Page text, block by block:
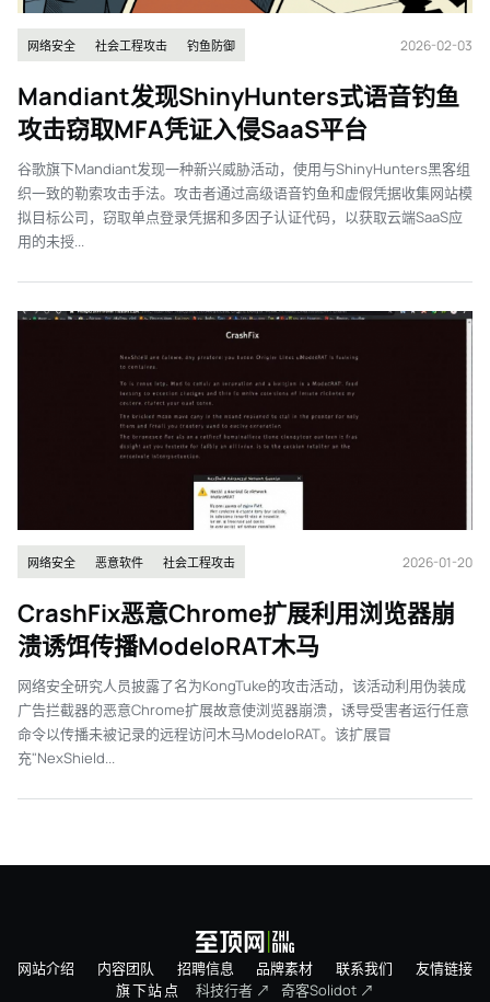
网络安全 社会工程攻击 钓鱼防御 2026-02-03
Mandiant发现ShinyHunters式语音钓鱼
攻击窃取MFA凭证入侵SaaS平台
谷歌旗下Mandiant发现一种新兴威胁活动，使用与ShinyHunters黑客组
织一致的勒索攻击手法。攻击者通过高级语音钓鱼和虚假凭据收集网站模
拟目标公司，窃取单点登录凭据和多因子认证代码，以获取云端SaaS应
用的未授...
网络安全 恶意软件 社会工程攻击 2026-01-20
CrashFix恶意Chrome扩展利用浏览器崩
溃诱饵传播ModeloRAT木马
网络安全研究人员披露了名为KongTuke的攻击活动，该活动利用伪装成
广告拦截器的恶意Chrome扩展故意使浏览器崩溃，诱导受害者运行任意
命令以传播未被记录的远程访问木马ModeloRAT。该扩展冒
充"NexShield...
网站介绍 内容团队 招聘信息 品牌素材 联系我们
友情链接
旗下站点
科技行者 ↗ 奇客Solidot ↗